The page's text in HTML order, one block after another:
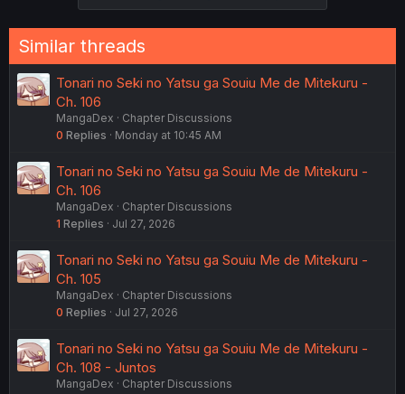
n
s
:
Similar threads
Tonari no Seki no Yatsu ga Souiu Me de Mitekuru -
Ch. 106
MangaDex
Chapter Discussions
0 Replies Monday at 10:45 AM
Tonari no Seki no Yatsu ga Souiu Me de Mitekuru -
Ch. 106
MangaDex
Chapter Discussions
1 Replies Jul 27, 2026
Tonari no Seki no Yatsu ga Souiu Me de Mitekuru -
Ch. 105
MangaDex
Chapter Discussions
0 Replies Jul 27, 2026
Tonari no Seki no Yatsu ga Souiu Me de Mitekuru -
Ch. 108 - Juntos
MangaDex Chapter Discussions